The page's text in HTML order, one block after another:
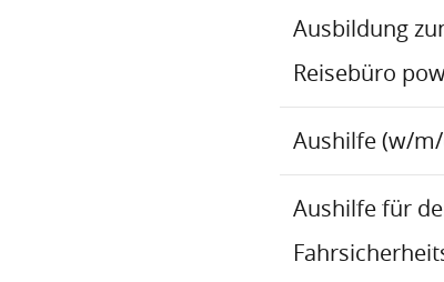
Ausbildung
Reisebüro
Aushilfe (w/
Aushilfe für